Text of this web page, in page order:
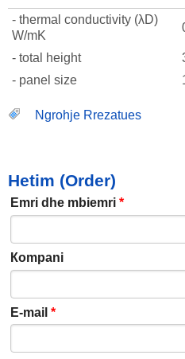
- thermal conductivity (λD)
W/mK
- total height
- panel size
Ngrohje Rrezatues
Hetim (Order)
Emri dhe mbiemri*
Кompani
E-mail*